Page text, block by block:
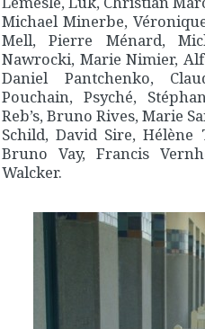
Michael Minerbe,
Mell, Pierre Ménard,
Nawrocki, Marie Nimier,
Daniel Pantchenko,
Pouchain, Psyché,
Reb’s, Bruno Rives, Marie
Schild, David Sire,
Bruno Vay, Francis
Walcker.